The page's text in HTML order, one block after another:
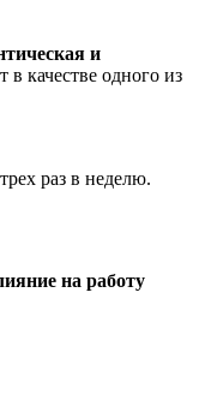
и
в качестве одного из
раз в неделю.
на работу